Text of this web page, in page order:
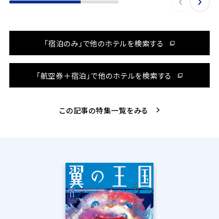
「宿泊のみ」で他のホテルを検索する
「航空券＋宿泊」で他のホテルを検索する
この記事の特集一覧をみる